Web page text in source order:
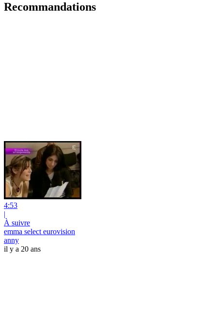
Recommandations
4:53
|
À suivre
emma select eurovision
anny
il y a 20 ans